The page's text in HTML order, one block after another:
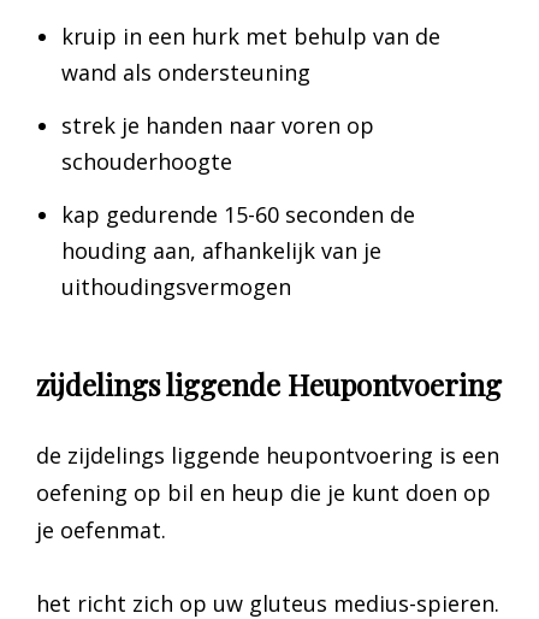
kruip in een hurk met behulp van de
wand als ondersteuning
strek je handen naar voren op
schouderhoogte
kap gedurende 15-60 seconden de
houding aan, afhankelijk van je
uithoudingsvermogen
zijdelings liggende Heupontvoering
de zijdelings liggende heupontvoering is een
oefening op bil en heup die je kunt doen op
je oefenmat.
het richt zich op uw gluteus medius-spieren.